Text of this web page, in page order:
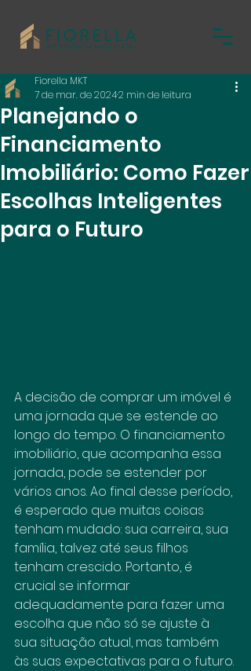
Planejando o
Financiamento
Imobiliário: Como Fazer
Escolhas Inteligentes
para o Futuro
Fiorella MKT
7 de mar. de 20242 min de leitura
A decisão de comprar um imóvel é
uma jornada que se estende ao
longo do tempo. O financiamento
imobiliário, que acompanha essa
jornada, pode se estender por
vários anos. Ao final desse período,
é esperado que muitas coisas
tenham mudado: sua carreira, sua
família, talvez até seus filhos
tenham crescido. Portanto, é
crucial se informar
adequadamente para fazer uma
escolha que não só se ajuste à
sua situação atual, mas também
às suas expectativas para o futuro.